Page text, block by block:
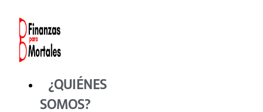
contenido
¿QUIÉNES
SOMOS?